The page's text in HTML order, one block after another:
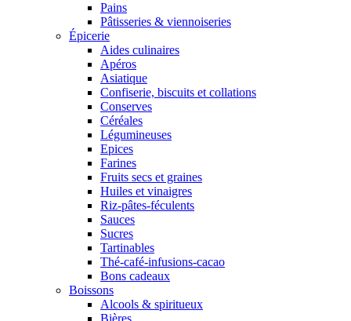
Pains
Pâtisseries & viennoiseries
Épicerie
Aides culinaires
Apéros
Asiatique
Confiserie, biscuits et collations
Conserves
Céréales
Légumineuses
Epices
Farines
Fruits secs et graines
Huiles et vinaigres
Riz-pâtes-féculents
Sauces
Sucres
Tartinables
Thé-café-infusions-cacao
Bons cadeaux
Boissons
Alcools & spiritueux
Bières